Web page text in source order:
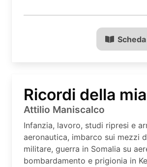
Ricordi della
Attilio Maniscalco
Infanzia, lavoro, studi ripresi e
aeronautica, imbarco sui mezzi
militare, guerra in Somalia su
bombardamento e prigionia in